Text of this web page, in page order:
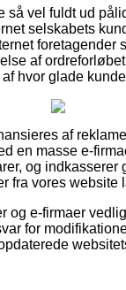
så vel fuldt ud
selskabets
foretagender
af
hvor glade
af
en masse e-
og indkasserer
fra vores website
og e-firmaer
for